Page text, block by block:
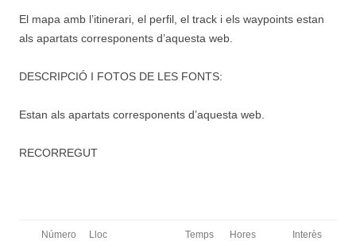
El mapa amb l’itinerari, el perfil, el track i els waypoints estan
als apartats corresponents d’aquesta web.
DESCRIPCIÓ I FOTOS DE LES FONTS:
Estan als apartats corresponents d’aquesta web.
RECORREGUT
Número
Lloc
Temps
Hores
Interès